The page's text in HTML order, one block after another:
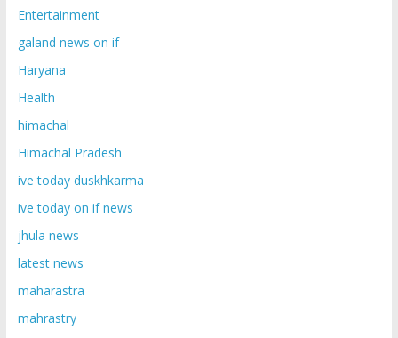
Entertainment
galand news on if
Haryana
Health
himachal
Himachal Pradesh
ive today duskhkarma
ive today on if news
jhula news
latest news
maharastra
mahrastry